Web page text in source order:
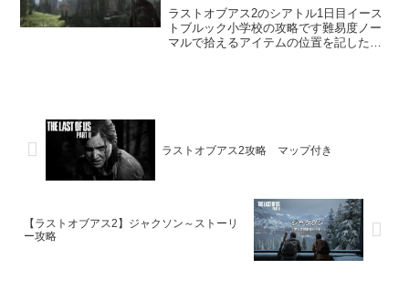
ラストオブアス2のシアトル1日目イース
トブルック小学校の攻略です難易度ノー
マルで拾えるアイテムの位置を記したマ
ラストオブアス2攻略 マップ付き
【ラストオブアス2】ジャクソン～ストーリ
ー攻略